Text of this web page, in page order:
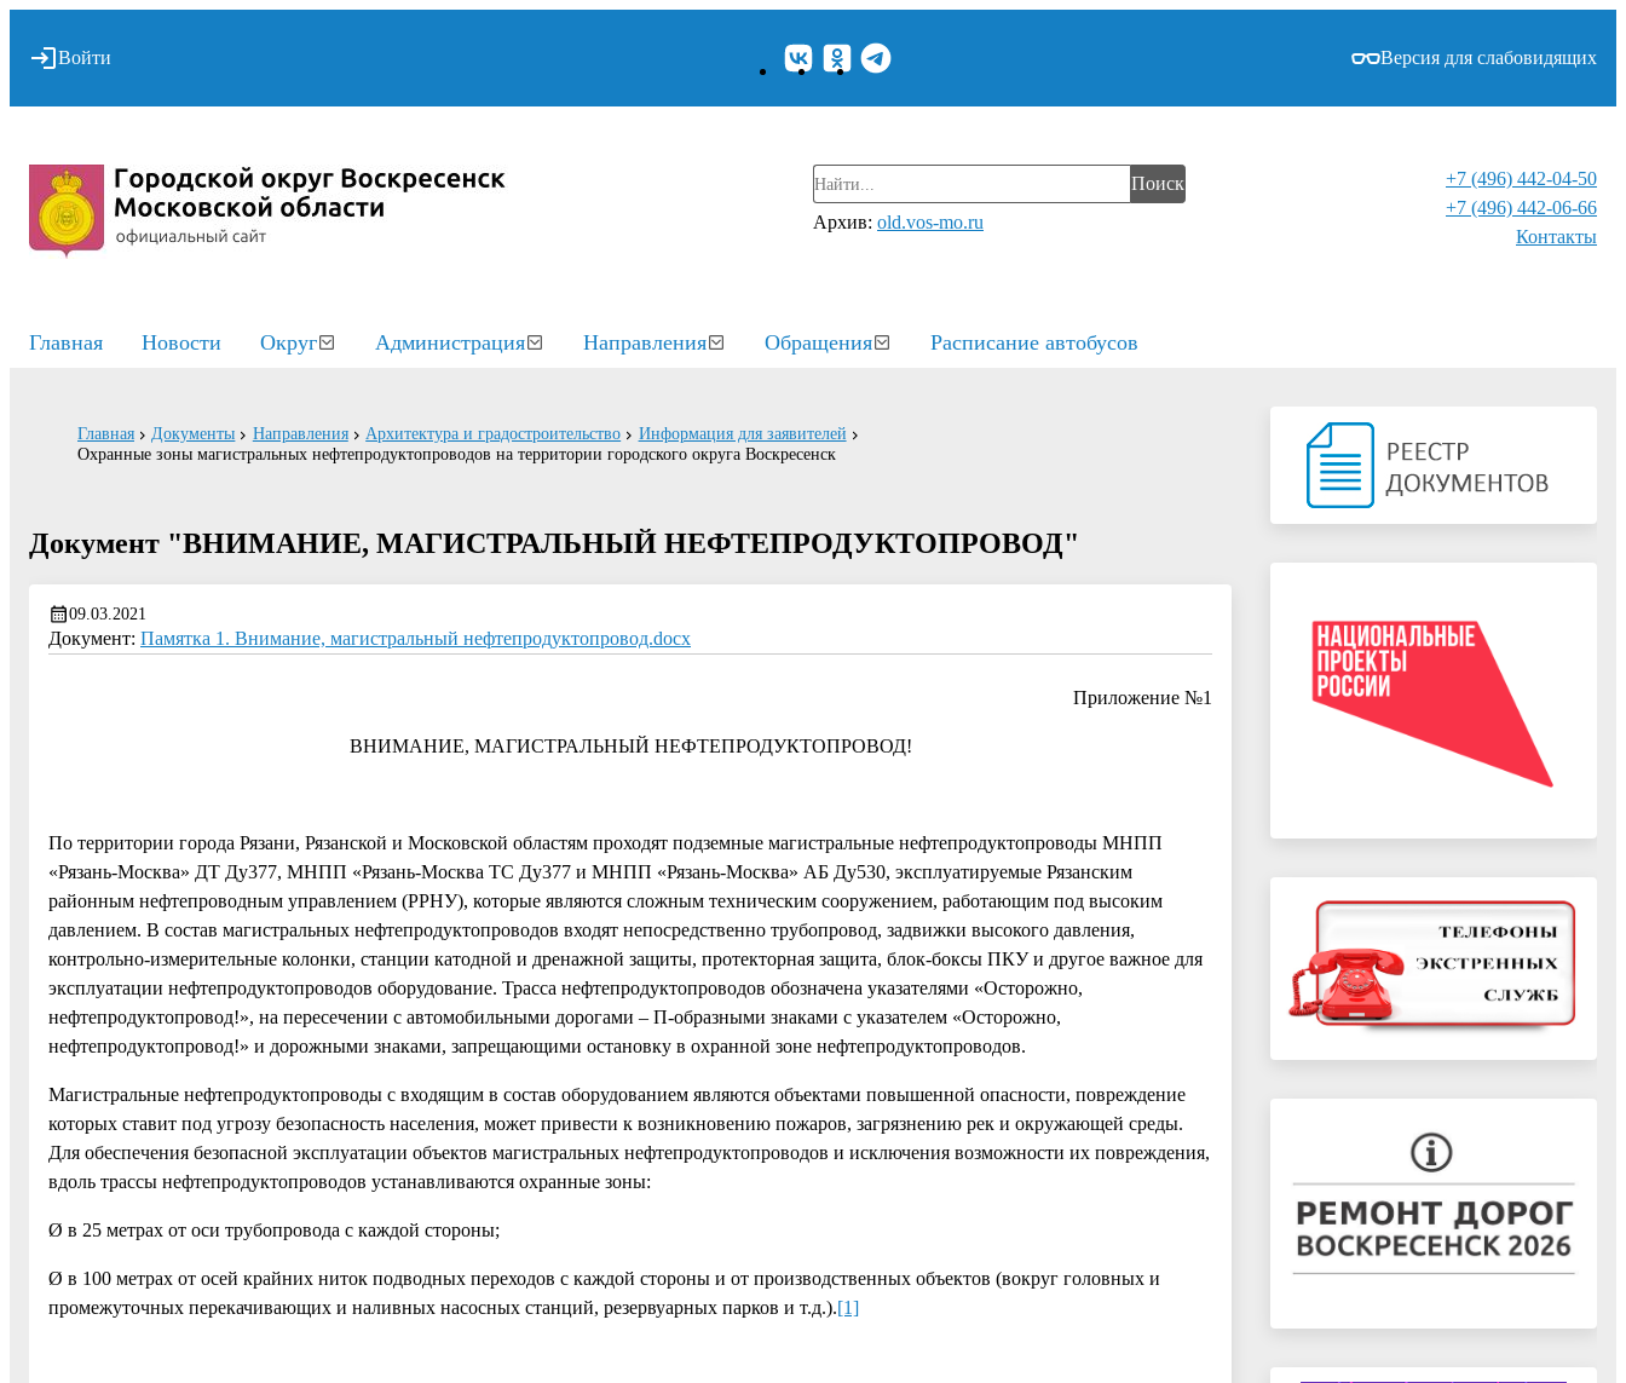
Войти Версия для слабовидящих
Поиск
Архив: old.vos-mo.ru
+7 (496) 442-04-50
+7 (496) 442-06-66
Контакты⁠
Главная Новости Округ Администрация Направления Обращения Расписание автобусов
Главная Документы Направления Архитектура и градостроительство
Информация для заявителей
Охранные зоны магистральных нефтепродуктопроводов на территории городского округа Воскресенск
Документ "ВНИМАНИЕ, МАГИСТРАЛЬНЫЙ НЕФТЕПРОДУКТОПРОВОД"
09.03.2021
Документ: Памятка 1. Внимание, магистральный нефтепродуктопровод.docx
Приложение №1
ВНИМАНИЕ, МАГИСТРАЛЬНЫЙ НЕФТЕПРОДУКТОПРОВОД!
По территории города Рязани, Рязанской и Московской областям проходят подземные магистральные нефтепродуктопроводы МНПП
«Рязань-Москва» ДТ Ду377, МНПП «Рязань-Москва ТС Ду377 и МНПП «Рязань-Москва» АБ Ду530, эксплуатируемые Рязанским
районным нефтепроводным управлением (РРНУ), которые являются сложным техническим сооружением, работающим под высоким
давлением. В состав магистральных нефтепродуктопроводов входят непосредственно трубопровод, задвижки высокого давления,
контрольно-измерительные колонки, станции катодной и дренажной защиты, протекторная защита, блок-боксы ПКУ и другое важное для
эксплуатации нефтепродуктопроводов оборудование. Трасса нефтепродуктопроводов обозначена указателями «Осторожно,
нефтепродуктопровод!», на пересечении с автомобильными дорогами – П-образными знаками с указателем «Осторожно,
нефтепродуктопровод!» и дорожными знаками, запрещающими остановку в охранной зоне нефтепродуктопроводов.
Магистральные нефтепродуктопроводы с входящим в состав оборудованием являются объектами повышенной опасности, повреждение
которых ставит под угрозу безопасность населения, может привести к возникновению пожаров, загрязнению рек и окружающей среды.
Для обеспечения безопасной эксплуатации объектов магистральных нефтепродуктопроводов и исключения возможности их повреждения,
вдоль трассы нефтепродуктопроводов устанавливаются охранные зоны:
Ø в 25 метрах от оси трубопровода с каждой стороны;
Ø в 100 метрах от осей крайних ниток подводных переходов с каждой стороны и от производственных объектов (вокруг головных и
промежуточных перекачивающих и наливных насосных станций, резервуарных парков и т.д.).[1]